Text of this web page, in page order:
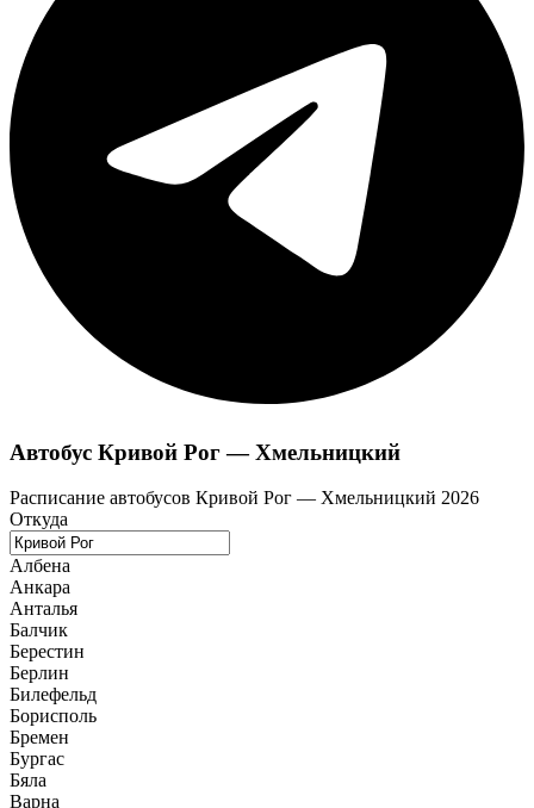
Автобус Кривой Рог — Хмельницкий
Расписание автобусов Кривой Рог — Хмельницкий 2026
Откуда
Албена
Анкара
Анталья
Балчик
Берестин
Берлин
Билефельд
Борисполь
Бремен
Бургас
Бяла
Варна